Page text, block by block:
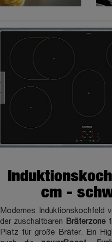
cm -
Modernes Induktionskochfeld
der zuschaltbaren
Bräterzone
Platz für große Bräter. Ein